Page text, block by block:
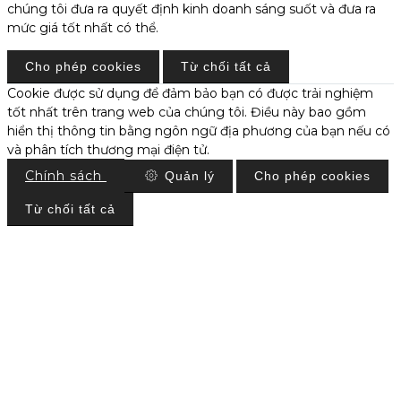
chúng tôi đưa ra quyết định kinh doanh sáng suốt và đưa ra
mức giá tốt nhất có thể.
Cho phép cookies Từ chối tất cả
Cookie được sử dụng để đảm bảo bạn có được trải nghiệm
tốt nhất trên trang web của chúng tôi. Điều này bao gồm
hiển thị thông tin bằng ngôn ngữ địa phương của bạn nếu có
và phân tích thương mại điện tử.
Chính sách
Quản lý Cho phép cookies
Từ chối tất cả